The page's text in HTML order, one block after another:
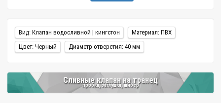
Вид: Клапан водосливной | кингстон
Материал: ПВХ
Цвет: Черный
Диаметр отверстия: 40 мм
Сливные клапан на транец
пробка, заглушка, шибер